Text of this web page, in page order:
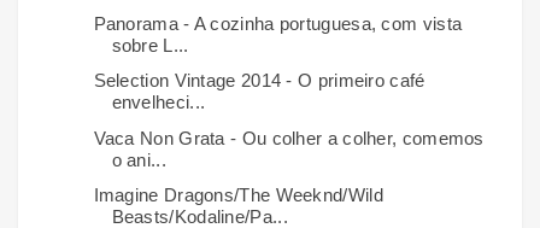
Panorama - A cozinha portuguesa, com vista
sobre L...
Selection Vintage 2014 - O primeiro café
envelheci...
Vaca Non Grata - Ou colher a colher, comemos
o ani...
Imagine Dragons/The Weeknd/Wild
Beasts/Kodaline/Pa...